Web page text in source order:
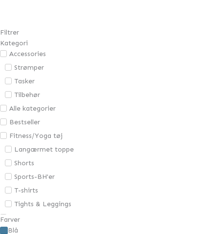
Filtrer
Kategori
Accessories
Strømper
Tasker
Tilbehør
Alle kategorier
Bestseller
Fitness/Yoga tøj
Langærmet toppe
Shorts
Sports-BH'er
T-shirts
Tights & Leggings
Gavekort
Overdele
Farver
Blå